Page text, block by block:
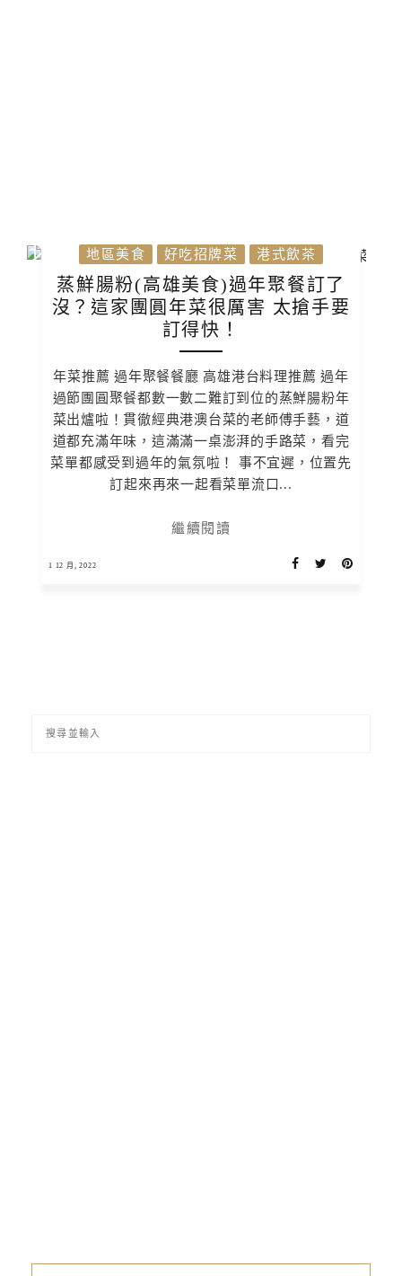
地區美食 好吃招牌菜 港式飲茶
蒸鮮腸粉(高雄美食)過年聚餐訂了
沒？這家團圓年菜很厲害 太搶手要
訂得快！
年菜推薦 過年聚餐餐廳 高雄港台料理推薦 過年
過節團圓聚餐都數一數二難訂到位的蒸鮮腸粉年
菜出爐啦！貫徹經典港澳台菜的老師傅手藝，道
道都充滿年味，這滿滿一桌澎湃的手路菜，看完
菜單都感受到過年的氣氛啦！ 事不宜遲，位置先
訂起來再來一起看菜單流口...
繼續閱讀
1 12 月, 2022